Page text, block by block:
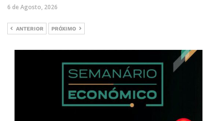
6 de Agosto, 2026
ANTERIOR PRÓXIMO